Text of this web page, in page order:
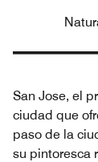
San Jose, el
ciudad que
paso de la
su pintoresca